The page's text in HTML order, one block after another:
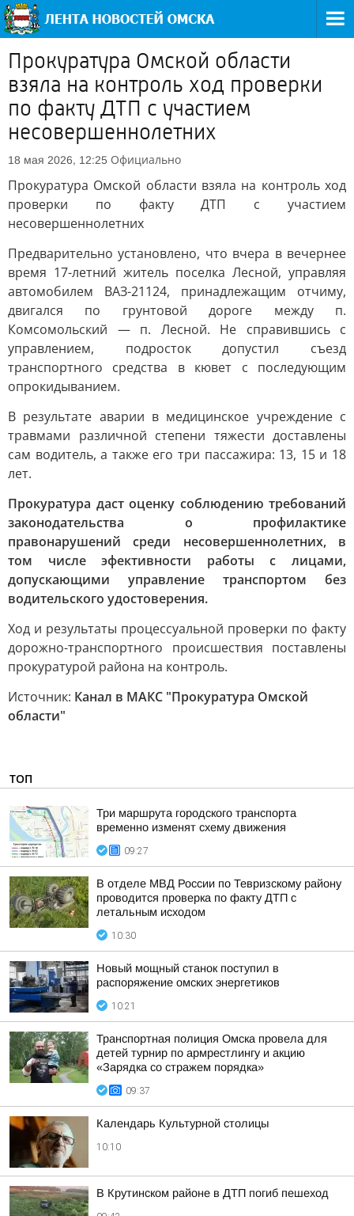
Прокуратура Омской области
взяла на контроль ход проверки
по факту ДТП с участием
несовершеннолетних
18 мая 2026, 12:25 Официально
Прокуратура Омской области взяла на контроль ход
проверки по факту ДТП с участием
несовершеннолетних
Предварительно установлено, что вчера в вечернее
время 17-летний житель поселка Лесной, управляя
автомобилем ВАЗ-21124, принадлежащим отчиму,
двигался по грунтовой дороге между п.
Комсомольский — п. Лесной. Не справившись с
управлением, подросток допустил съезд
транспортного средства в кювет с последующим
опрокидыванием.
В результате аварии в медицинское учреждение с
травмами различной степени тяжести доставлены
сам водитель, а также его три пассажира: 13, 15 и 18
лет.
Прокуратура даст оценку соблюдению требований
законодательства о профилактике
правонарушений среди несовершеннолетних, в
том числе эфективности работы с лицами,
допускающими управление транспортом без
водительского удостоверения.
Ход и результаты процессуальной проверки по факту
дорожно-транспортного происшествия поставлены
прокуратурой района на контроль.
Источник: Канал в МАКС "Прокуратура Омской
области"
ТОП
Три маршрута городского транспорта
временно изменят схему движения
09:27
В отделе МВД России по Тевризскому району
проводится проверка по факту ДТП с
летальным исходом
10:30
Новый мощный станок поступил в
распоряжение омских энергетиков
10:21
Транспортная полиция Омска провела для
детей турнир по армрестлингу и акцию
«Зарядка со стражем порядка»
09:37
Календарь Культурной столицы
10:10
В Крутинском районе в ДТП погиб пешеход